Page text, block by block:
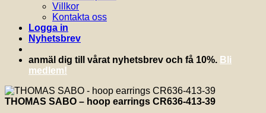
Villkor
Kontakta oss
Logga in
Nyhetsbrev
anmäl dig till vårat nyhetsbrev och få 10%. Bli
medlem!
THOMAS SABO – hoop earrings CR636-413-39